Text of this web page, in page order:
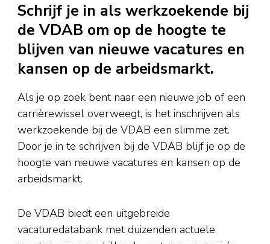
Schrijf je in als werkzoekende bij
de VDAB om op de hoogte te
blijven van nieuwe vacatures en
kansen op de arbeidsmarkt.
Als je op zoek bent naar een nieuwe job of een
carrièrewissel overweegt, is het inschrijven als
werkzoekende bij de VDAB een slimme zet.
Door je in te schrijven bij de VDAB blijf je op de
hoogte van nieuwe vacatures en kansen op de
arbeidsmarkt.
De VDAB biedt een uitgebreide
vacaturedatabank met duizenden actuele